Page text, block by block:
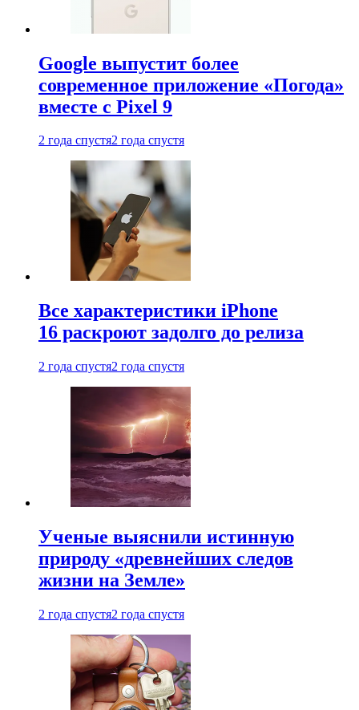
Google выпустит более
современное приложение «Погода»
вместе с Pixel 9
2 года спустя2 года спустя
Все характеристики iPhone
16 раскроют задолго до релиза
2 года спустя2 года спустя
Ученые выяснили истинную
природу «древнейших следов
жизни на Земле»
2 года спустя2 года спустя